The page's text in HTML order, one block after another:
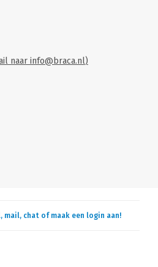
naar info@braca.nl)
mail, chat of maak een login aan!